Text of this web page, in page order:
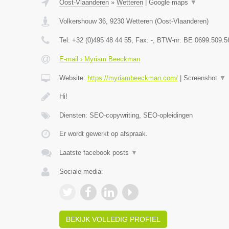
Oost-Vlaanderen» Wetteren| Google maps ▼
Volkershouw 36, 9230 Wetteren(Oost-Vlaanderen)
Tel: +32 (0)495 48 44 55, Fax: -, BTW-nr: BE
E-mail › Myriam Beeckman
Website: https://myriambeeckman.com/| Screenshot ▼
Hi!
Diensten: SEO-copywriting, SEO-opleidingen
Er wordt gewerkt op afspraak.
Laatste facebook posts ▼
Sociale media:
BEKIJK VOLLEDIG PROFIEL